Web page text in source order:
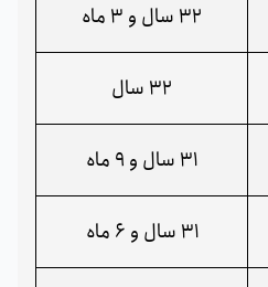
32 سال و 3 ماه
32 سال
31 سال و 9 ماه
31 سال و 6 ماه